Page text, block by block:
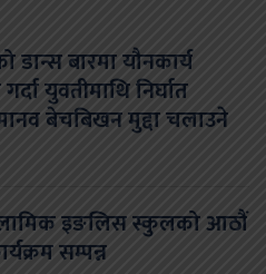
बारमा यौनकार्य
युवतीमाथि निर्घात
बेचबिखन मुद्दा चलाउने
इङलिस स्कुलको आठौं
सम्पन्न